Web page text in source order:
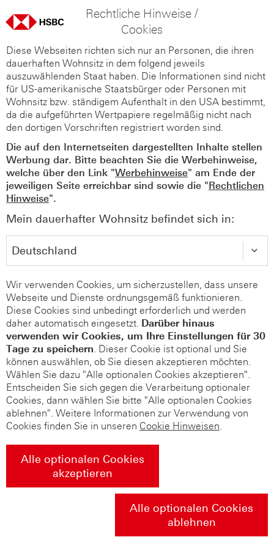
Rechtliche Hinweise /
Cookies
Diese Webseiten richten sich nur an Personen, die ihren
dauerhaften Wohnsitz in dem folgend jeweils
auszuwählenden Staat haben. Die Informationen sind nicht
für US-amerikanische Staatsbürger oder Personen mit
Wohnsitz bzw. ständigem Aufenthalt in den USA bestimmt,
da die aufgeführten Wertpapiere regelmäßig nicht nach
den dortigen Vorschriften registriert worden sind.
Die auf den Internetseiten dargestellten Inhalte stellen
Werbung dar. Bitte beachten Sie die Werbehinweise,
welche über den Link "Werbehinweise" am Ende der
jeweiligen Seite erreichbar sind sowie die "Rechtlichen
Hinweise".
Mein dauerhafter Wohnsitz befindet sich in:
Wir verwenden Cookies, um sicherzustellen, dass unsere
Webseite und Dienste ordnungsgemäß funktionieren.
Diese Cookies sind unbedingt erforderlich und werden
daher automatisch eingesetzt. Darüber hinaus
verwenden wir Cookies, um Ihre Einstellungen für 30
Tage zu speichern. Dieser Cookie ist optional und Sie
können auswählen, ob Sie diesen akzeptieren möchten.
Wählen Sie dazu "Alle optionalen Cookies akzeptieren".
Entscheiden Sie sich gegen die Verarbeitung optionaler
Cookies, dann wählen Sie bitte "Alle optionalen Cookies
ablehnen". Weitere Informationen zur Verwendung von
Cookies finden Sie in unseren Cookie Hinweisen.
Alle optionalen Cookies
akzeptieren
Alle optionalen Cookies
ablehnen